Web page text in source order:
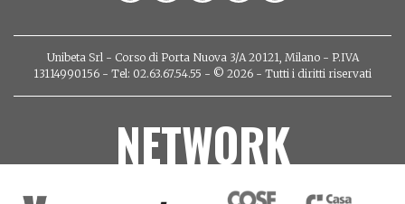
Unibeta Srl - Corso di Porta Nuova 3/A 20121, Milano - P.IVA
13114990156 - Tel: 02.63.67.54.55 - © 2026 - Tutti i diritti riservati
NETWORK